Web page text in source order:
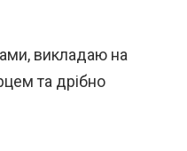
викладаю на
та дрібно